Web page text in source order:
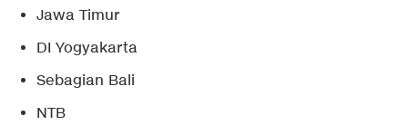
Jawa Timur
DI Yogyakarta
Sebagian Bali
NTB